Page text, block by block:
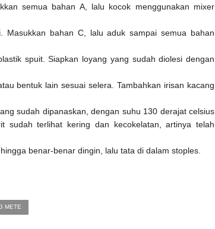
semua bahan A, lalu kocok menggunakan mixer
bahan C, lalu aduk sampai semua bahan
spuit. Siapkan loyang yang sudah diolesi dengan
bentuk lain sesuai selera. Tambahkan irisan kacang
sudah dipanaskan, dengan suhu 130 derajat celsius
sudah terlihat kering dan kecokelatan, artinya telah
benar-benar dingin, lalu tata di dalam stoples.
METE